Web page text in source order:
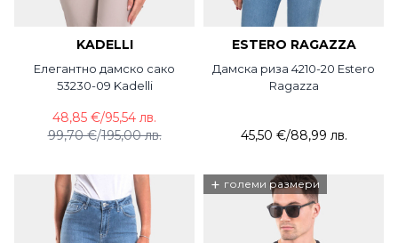
KADELLI
Елегантно дамско сако
53230-09 Kadelli
99,70 €/195,00 лв.
48,85 €/95,54 лв.
ESTERO RAGAZZA
Дамска риза 4210-20 Estero
Ragazza
45,50 €/88,99 лв.
+ големи размери